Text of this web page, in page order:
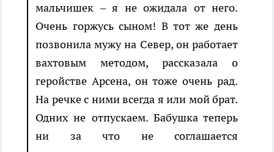
мальчишек – я не ожидала от него.
Очень горжусь сыном! В тот же день
позвонила мужу на Север, он работает
вахтовым методом, рассказала о
геройстве Арсена, он тоже очень рад.
На речке с ними всегда я или мой брат.
Одних не отпускаем. Бабушка теперь
ни за что не соглашается